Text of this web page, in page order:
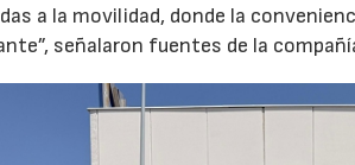
a la movilidad, donde la
señalaron fuentes de la